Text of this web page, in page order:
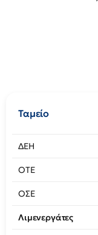
Ταμείο
ΔΕΗ
ΟΤΕ
ΟΣΕ
Λιμενεργάτες